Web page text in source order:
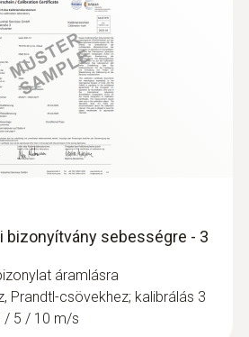
bizonyítvány sebességre - 3
áramlásra
Prandtl-csövekhez; kalibrálás 3
/ 5 / 10 m/s